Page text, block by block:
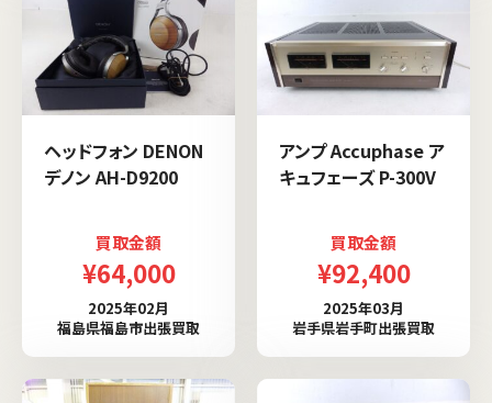
ヘッドフォン DENON
デノン AH-D9200
買取金額
¥64,000
2025年02月
福島県福島市出張買取
アンプ Accuphase ア
キュフェーズ P-300V
買取金額
¥92,400
2025年03月
岩手県岩手町出張買取